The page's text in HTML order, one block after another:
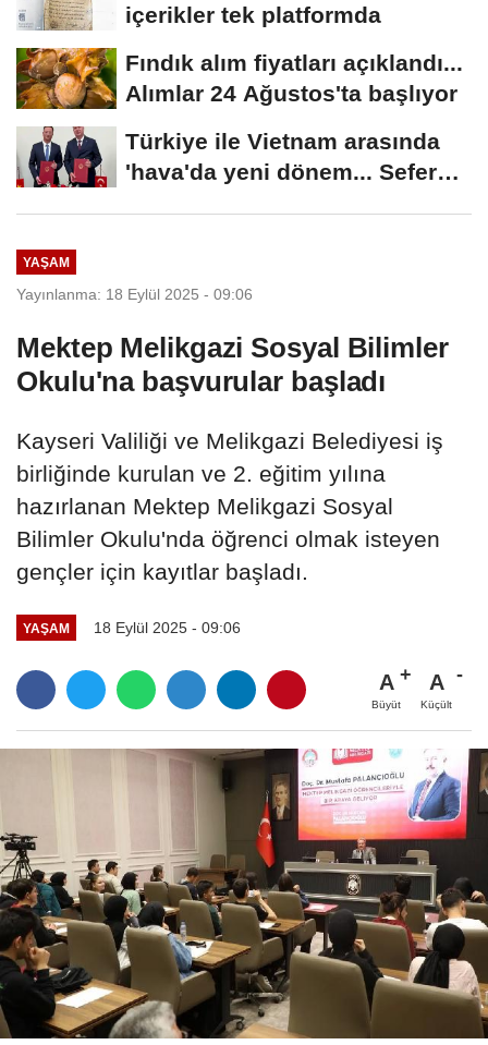
içerikler tek platformda
Fındık alım fiyatları açıklandı...
Alımlar 24 Ağustos'ta başlıyor
Türkiye ile Vietnam arasında
'hava'da yeni dönem... Sefer
YAŞAM
Yayınlanma: 18 Eylül 2025 - 09:06
Mektep Melikgazi Sosyal Bilimler
Okulu'na başvurular başladı
Kayseri Valiliği ve Melikgazi Belediyesi iş
birliğinde kurulan ve 2. eğitim yılına
hazırlanan Mektep Melikgazi Sosyal
Bilimler Okulu'nda öğrenci olmak isteyen
gençler için kayıtlar başladı.
YAŞAM 18 Eylül 2025 - 09:06
A
Büyüt
A
Küçült